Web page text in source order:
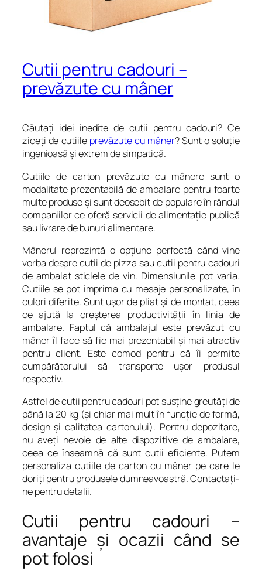
Cutii pentru cadouri –
prevăzute cu mâner
Căutaţi idei inedite de cutii pentru cadouri? Ce
ziceţi de cutiile prevăzute cu mâner? Sunt o soluţie
ingenioasă şi extrem de simpatică.
Cutiile de carton prevăzute cu mânere sunt o
modalitate prezentabilă de ambalare pentru foarte
multe produse şi sunt deosebit de populare în rândul
companiilor ce oferă servicii de alimentaţie publică
sau livrare de bunuri alimentare.
Mânerul reprezintă o opţiune perfectă când vine
vorba despre cutii de pizza sau cutii pentru cadouri
de ambalat sticlele de vin. Dimensiunile pot varia.
Cutiile se pot imprima cu mesaje personalizate, în
culori diferite. Sunt uşor de pliat şi de montat, ceea
ce ajută la creşterea productivităţii în linia de
ambalare. Faptul că ambalajul este prevăzut cu
mâner îl face să fie mai prezentabil şi mai atractiv
pentru client. Este comod pentru că îi permite
cumpărătorului să transporte uşor produsul
respectiv.
Astfel de cutii pentru cadouri pot susţine greutăţi de
până la 20 kg (şi chiar mai mult în funcţie de formă,
design şi calitatea cartonului). Pentru depozitare,
nu aveţi nevoie de alte dispozitive de ambalare,
ceea ce înseamnă că sunt cutii eficiente. Putem
personaliza cutiile de carton cu mâner pe care le
doriţi pentru produsele dumneavoastră. Contactaţi-
ne pentru detalii.
Cutii pentru cadouri –
avantaje şi ocazii când se
pot folosi